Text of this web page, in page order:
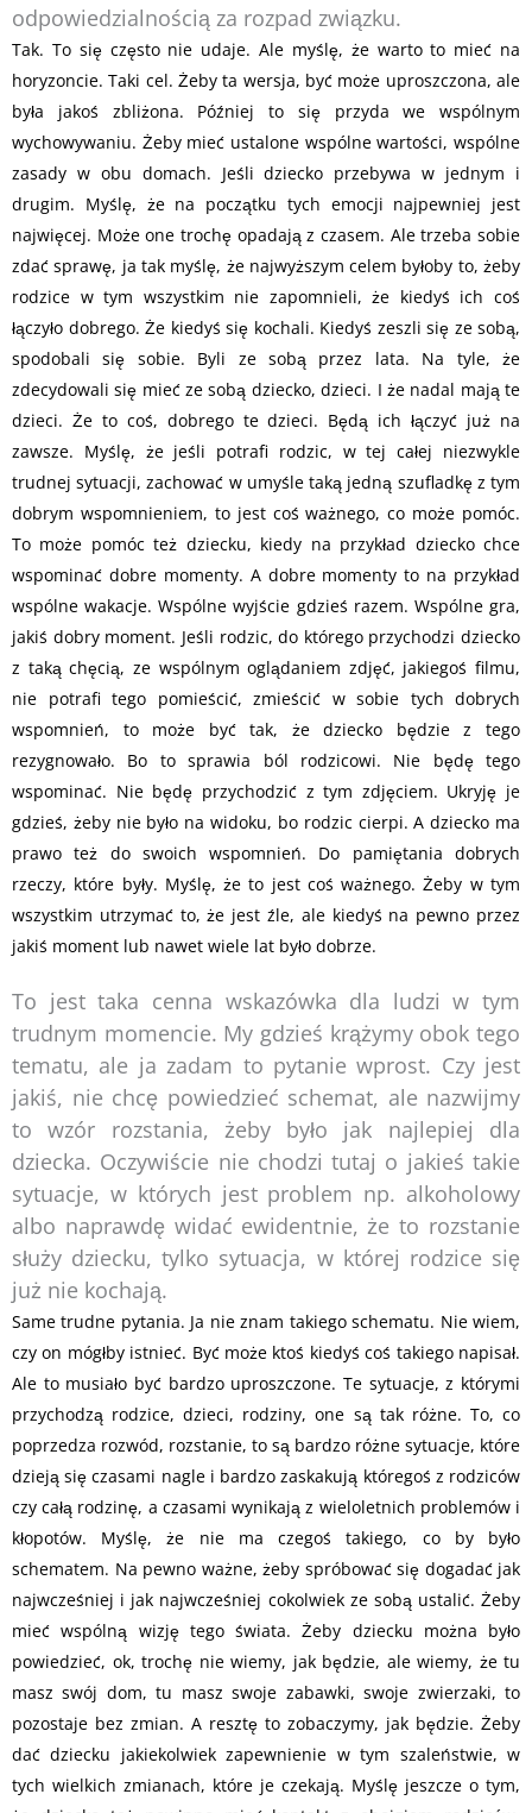
odpowiedzialnością za rozpad związku.
Tak. To się często nie udaje. Ale myślę, że warto to mieć na
horyzoncie. Taki cel. Żeby ta wersja, być może uproszczona, ale
była jakoś zbliżona. Później to się przyda we wspólnym
wychowywaniu. Żeby mieć ustalone wspólne wartości, wspólne
zasady w obu domach. Jeśli dziecko przebywa w jednym i
drugim. Myślę, że na początku tych emocji najpewniej jest
najwięcej. Może one trochę opadają z czasem. Ale trzeba sobie
zdać sprawę, ja tak myślę, że najwyższym celem byłoby to, żeby
rodzice w tym wszystkim nie zapomnieli, że kiedyś ich coś
łączyło dobrego. Że kiedyś się kochali. Kiedyś zeszli się ze sobą,
spodobali się sobie. Byli ze sobą przez lata. Na tyle, że
zdecydowali się mieć ze sobą dziecko, dzieci. I że nadal mają te
dzieci. Że to coś, dobrego te dzieci. Będą ich łączyć już na
zawsze. Myślę, że jeśli potrafi rodzic, w tej całej niezwykle
trudnej sytuacji, zachować w umyśle taką jedną szufladkę z tym
dobrym wspomnieniem, to jest coś ważnego, co może pomóc.
To może pomóc też dziecku, kiedy na przykład dziecko chce
wspominać dobre momenty. A dobre momenty to na przykład
wspólne wakacje. Wspólne wyjście gdzieś razem. Wspólne gra,
jakiś dobry moment. Jeśli rodzic, do którego przychodzi dziecko
z taką chęcią, ze wspólnym oglądaniem zdjęć, jakiegoś filmu,
nie potrafi tego pomieścić, zmieścić w sobie tych dobrych
wspomnień, to może być tak, że dziecko będzie z tego
rezygnowało. Bo to sprawia ból rodzicowi. Nie będę tego
wspominać. Nie będę przychodzić z tym zdjęciem. Ukryję je
gdzieś, żeby nie było na widoku, bo rodzic cierpi. A dziecko ma
prawo też do swoich wspomnień. Do pamiętania dobrych
rzeczy, które były. Myślę, że to jest coś ważnego. Żeby w tym
wszystkim utrzymać to, że jest źle, ale kiedyś na pewno przez
jakiś moment lub nawet wiele lat było dobrze.
To jest taka cenna wskazówka dla ludzi w tym
trudnym momencie. My gdzieś krążymy obok tego
tematu, ale ja zadam to pytanie wprost. Czy jest
jakiś, nie chcę powiedzieć schemat, ale nazwijmy
to wzór rozstania, żeby było jak najlepiej dla
dziecka. Oczywiście nie chodzi tutaj o jakieś takie
sytuacje, w których jest problem np. alkoholowy
albo naprawdę widać ewidentnie, że to rozstanie
służy dziecku, tylko sytuacja, w której rodzice się
już nie kochają.
Same trudne pytania. Ja nie znam takiego schematu. Nie wiem,
czy on mógłby istnieć. Być może ktoś kiedyś coś takiego napisał.
Ale to musiało być bardzo uproszczone. Te sytuacje, z którymi
przychodzą rodzice, dzieci, rodziny, one są tak różne. To, co
poprzedza rozwód, rozstanie, to są bardzo różne sytuacje, które
dzieją się czasami nagle i bardzo zaskakują któregoś z rodziców
czy całą rodzinę, a czasami wynikają z wieloletnich problemów i
kłopotów. Myślę, że nie ma czegoś takiego, co by było
schematem. Na pewno ważne, żeby spróbować się dogadać jak
najwcześniej i jak najwcześniej cokolwiek ze sobą ustalić. Żeby
mieć wspólną wizję tego świata. Żeby dziecku można było
powiedzieć, ok, trochę nie wiemy, jak będzie, ale wiemy, że tu
masz swój dom, tu masz swoje zabawki, swoje zwierzaki, to
pozostaje bez zmian. A resztę to zobaczymy, jak będzie. Żeby
dać dziecku jakiekolwiek zapewnienie w tym szaleństwie, w
tych wielkich zmianach, które je czekają. Myślę jeszcze o tym,